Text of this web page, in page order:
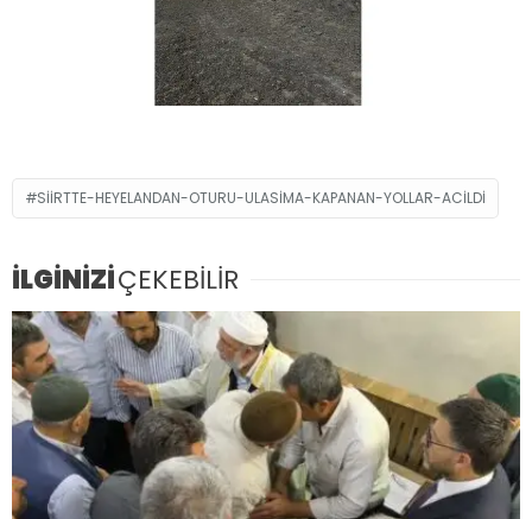
SIIRTTE-HEYELANDAN-OTURU-ULASIMA-KAPANAN-YOLLAR-ACILDI
İLGİNİZİÇEKEBİLİR